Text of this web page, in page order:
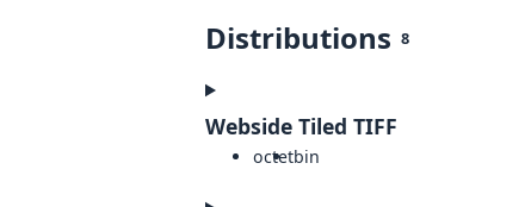
Distributions 8
Webside Tiled TIFF
octetbin